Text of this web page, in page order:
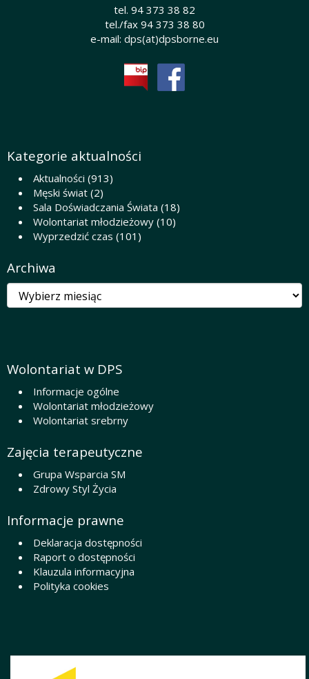
tel. 94 373 38 82
tel./fax 94 373 38 80
e-mail: dps(at)dpsborne.eu
Kategorie aktualności
Aktualności (913)
Męski świat (2)
Sala Doświadczania Świata (18)
Wolontariat młodzieżowy (10)
Wyprzedzić czas (101)
Archiwa
Archiwa
Wolontariat w DPS
Informacje ogólne
Wolontariat młodzieżowy
Wolontariat srebrny
Zajęcia terapeutyczne
Grupa Wsparcia SM
Zdrowy Styl Życia
Informacje prawne
Deklaracja dostępności
Raport o dostępności
Klauzula informacyjna
Polityka cookies